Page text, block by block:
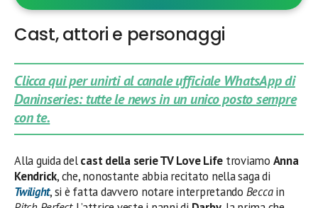
Cast, attori e personaggi
Clicca qui per unirti al canale ufficiale WhatsApp di
Daninseries: tutte le news in un unico posto sempre
con te.
Alla guida delcast della serie TV Love Life troviamo Anna
Kendrick, che, nonostante abbia recitato nella saga di
Twilight, si è fatta davvero notare interpretando Beccain